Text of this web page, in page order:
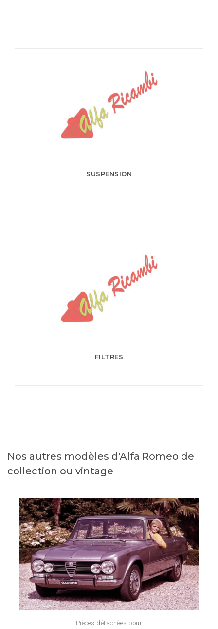
SUSPENSION
FILTRES
Nos autres modèles d'Alfa Romeo de
collection ou vintage
Pièces détachées pour